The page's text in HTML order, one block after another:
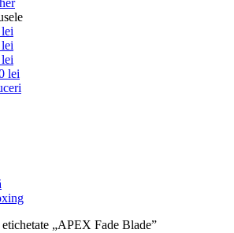
lei
etichetate „APEX Fade Blade”